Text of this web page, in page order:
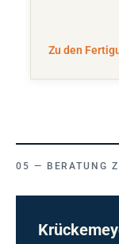
Zu den
BERATUNG